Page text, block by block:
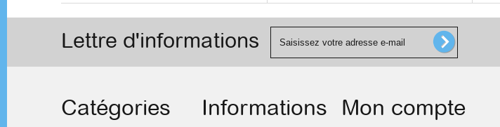
Lettre d'informations
Catégories Informations Mon compte